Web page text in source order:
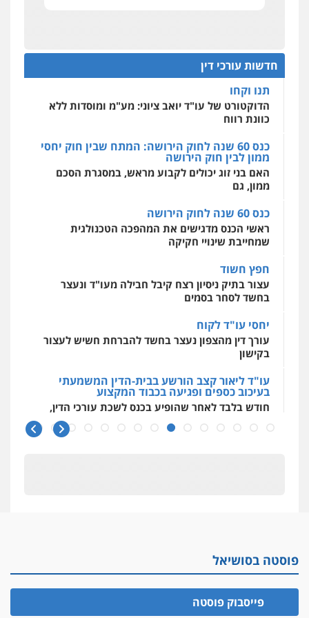
אחסון אתרים
מהירות
מקצועיים לעורכי דין
אסירים עבירות מין שירותים מקצועיים
לעורכי דין
0544500346
חדשות עורכי דין
להגנה על עסקים קטנים
תנו וקחו
הדוקטורט של עו"ד יואב ציוני: מע"מ ומוסדות ללא
כוונת רווח
כנס 60 שנה לחוק הירושה: המתח שבין חוק יחסי
ממון לבין חוק הירושה
האם בני זוג יכולים לקבוע מראש, במסגרת הסכם
ממון, גם
כנס 60 שנה לחוק הירושה
ראשי הכנס מדגישים את המהפכה הטכנולגית
שמחייבת שינויי חקיקה
חפץ חשוד
עצור בתיק ניסיון רצח קיבל חבילה מעו"ד ונעצר
בחשד לסחר בסמים
יחסי עו"ד לקוח
עורך דין מהצפון נעצר בחשד להברחת חשיש לעצור
בקישון
עו"ד ליאור קצב הורשע בבית-הדין המשמעתי
בעיכוב כספים ופגיעה בכבוד המקצוע
חודש בלבד לאחר שהופיע בכנס לשכת עורכי הדין,
אלה המינויים
הוועדה לבחירת שופטים בחרה 26 שופטים ורשמים
ראו הוזהרתם
פוסטה בסושיאל
פייסבוק פוסטה